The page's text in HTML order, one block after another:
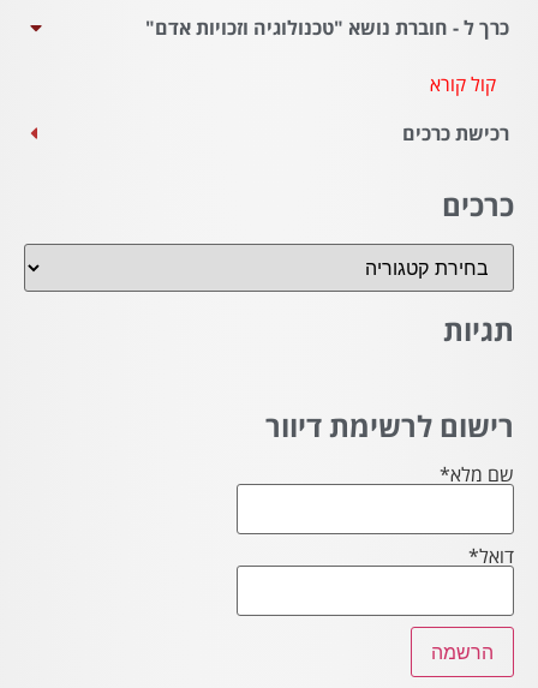
כרך ל - חוברת נושא "טכנולוגיה וזכויות אדם"
קול קורא
רכישת כרכים
כרכים
תגיות
רישום לרשימת דיוור
שם מלא*
דואל*